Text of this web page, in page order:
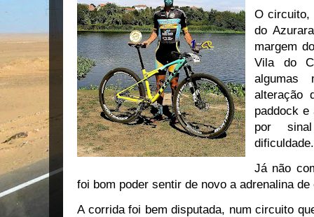
O circuito,
do
margem
Vila do
algumas
alteração
paddock e
por
dificuldade.
Já não
foi bom poder sentir de novo a adrenalina
A corrida foi bem disputada, num circuito